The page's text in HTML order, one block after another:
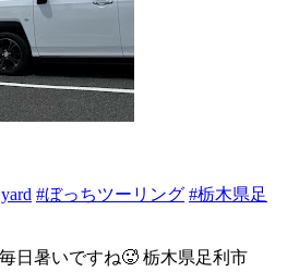
#ぼっちツーリング #栃木県足
日暑いですね🥵 栃木県足利市